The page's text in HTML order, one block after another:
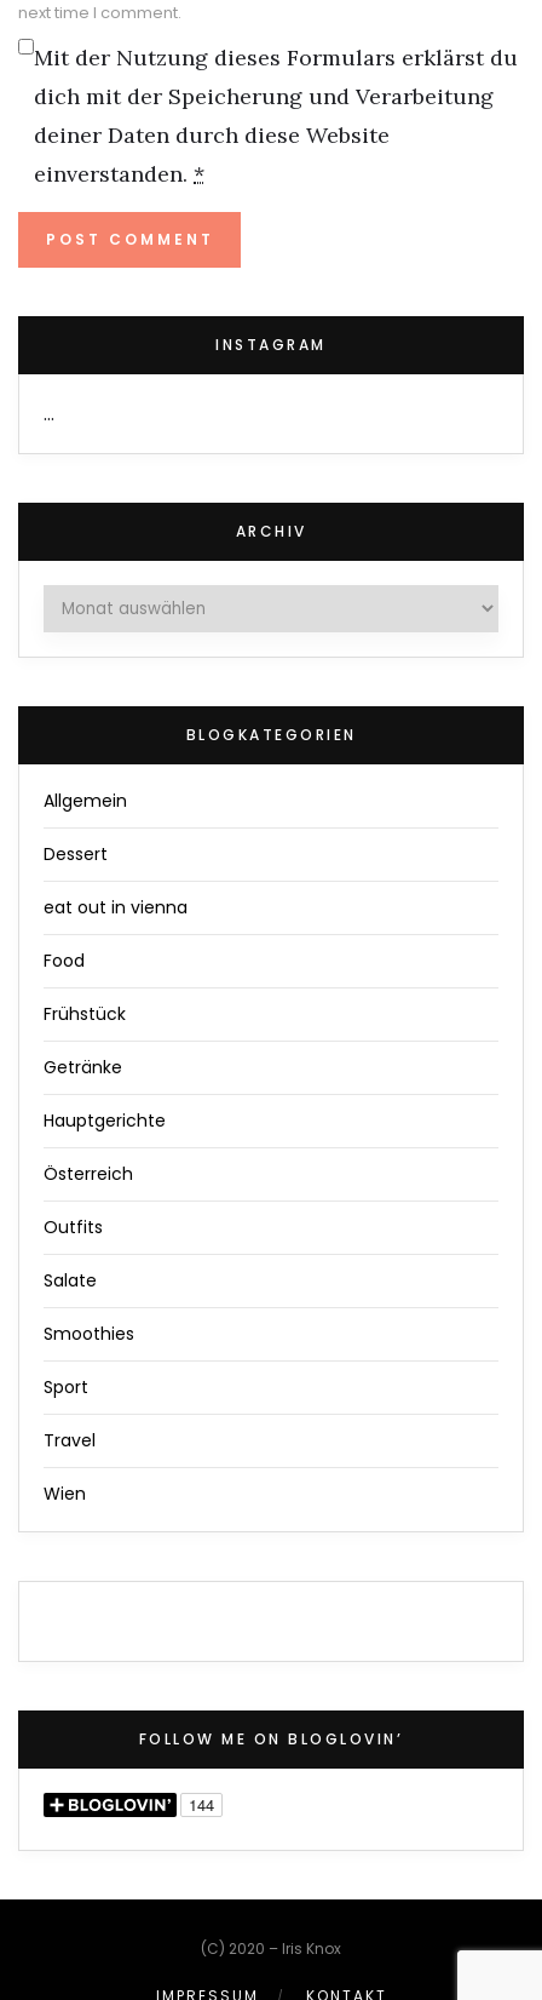
next time I comment.
Mit der Nutzung dieses Formulars erklärst du
dich mit der Speicherung und Verarbeitung
deiner Daten durch diese Website
einverstanden. *
INSTAGRAM
…
ARCHIV
Archiv
BLOGKATEGORIEN
Allgemein
Dessert
eat out in vienna
Food
Frühstück
Getränke
Hauptgerichte
Österreich
Outfits
Salate
Smoothies
Sport
Travel
Wien
FOLLOW ME ON BLOGLOVIN’
(C) 2020 – Iris Knox